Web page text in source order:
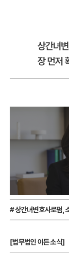
상간녀
장 먼저
# 상간녀변호사로펌,
[법무법인 이든 소식]